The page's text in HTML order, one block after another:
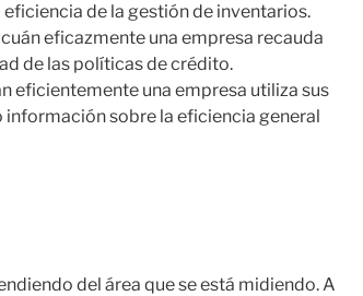
de la gestión de inventarios.
eficazmente una empresa recauda
de las políticas de crédito.
eficientemente una empresa utiliza sus
sobre la eficiencia general
del área que se está midiendo. A